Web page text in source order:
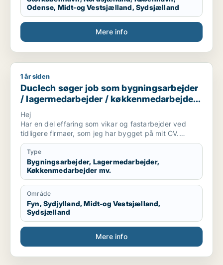
Odense, Midt-og Vestsjælland, Sydsjælland
Mere info
Duclech søger job som bygningsarbejder /
1 år siden
Duclech søger job som bygningsarbejder
/ lagermedarbejder / køkkenmedarbejder /
cafémedarbejder / butiksmedarbejder
Hej
Har en del effaring som vikar og fastarbejder ved
tidligere firmaer, som jeg har bygget på mit CV.
Er ikke bange for at tage fat og prøve noget.
Har valgt de “ønsker”, jeg ved jeg kan finde ud af.
Type
Bygningsarbejder, Lagermedarbejder,
Køkkenmedarbejder mv.
Område
Fyn, Sydjylland, Midt-og Vestsjælland,
Sydsjælland
Mere info